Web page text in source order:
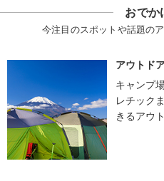
おでか
今注目のスポットや話題の
アウトド
キャンプ
レチック
きるアウ